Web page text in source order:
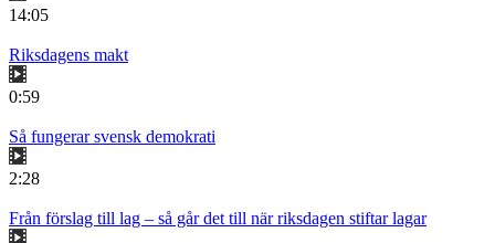
14:05
Riksdagens makt
0:59
Så fungerar svensk demokrati
2:28
Från förslag till lag – så går det till när riksdagen stiftar lagar